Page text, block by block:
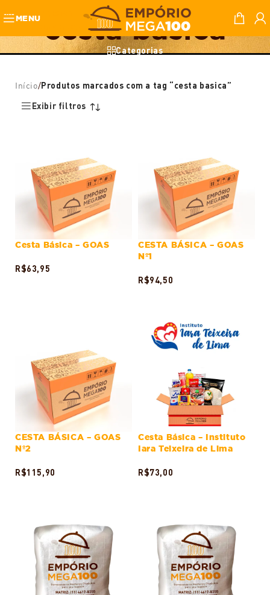
Skip to navigation
Skip to main content
MENU cesta basica
Categorias
Início/Produtos marcados com a tag “cesta basica”
Exibir filtros
Cesta Básica – GOAS
R$63,95
CESTA BÁSICA – GOAS
Nº1
R$94,50
CESTA BÁSICA – GOAS
Nº2
R$115,90
Cesta Básica – Instituto
Iara Teixeira de Lima
R$73,00